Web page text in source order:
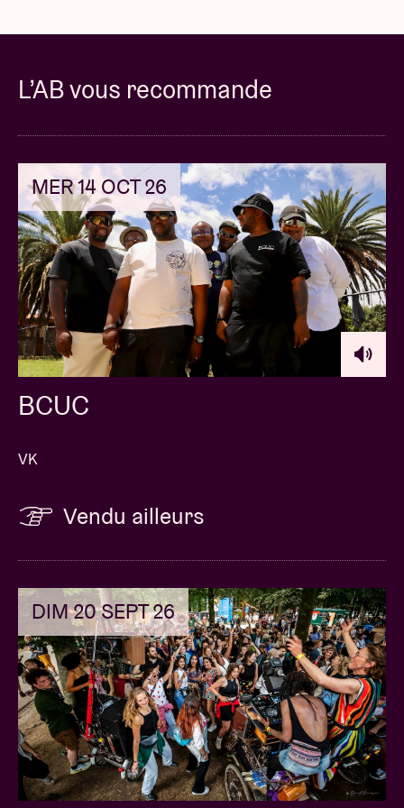
Photos: Toone Verswijfel
L’AB vous recommande
MER 14 OCT 26
BCUC
VK
Vendu ailleurs
DIM 20 SEPT 26